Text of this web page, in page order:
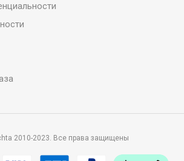
2010-2023. Все права защищены